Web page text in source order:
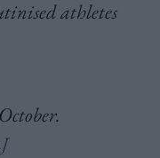
athletes